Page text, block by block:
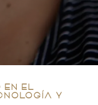
EN EL
Y